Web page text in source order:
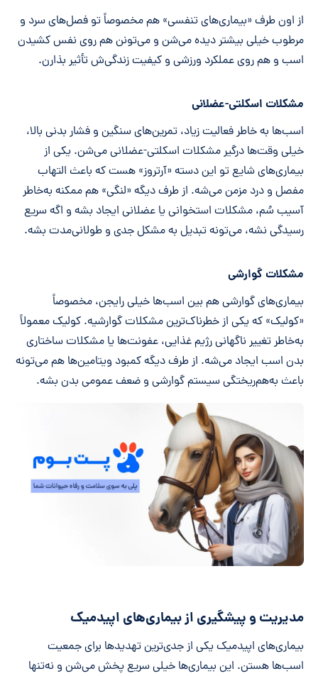
از اون طرف «بیماری‌های تنفسی» هم مخصوصاً تو فصل‌های سرد و
مرطوب خیلی بیشتر دیده می‌شن و می‌تونن هم روی نفس کشیدن
اسب و هم روی عملکرد ورزشی و کیفیت زندگی‌ش تأثیر بذارن.
مشکلات اسکلتی-عضلانی
اسب‌ها به خاطر فعالیت زیاد، تمرین‌های سنگین و فشار بدنی بالا،
خیلی وقت‌ها درگیر مشکلات اسکلتی-عضلانی می‌شن. یکی از
بیماری‌های شایع تو این دسته «آرتروز» هست که باعث التهاب
مفصل و درد مزمن می‌شه. از طرف دیگه «لنگی» هم ممکنه به‌خاطر
آسیب سُم، مشکلات استخوانی یا عضلانی ایجاد بشه و اگه سریع
رسیدگی نشه، می‌تونه تبدیل به مشکل جدی و طولانی‌مدت بشه.
مشکلات گوارشی
بیماری‌های گوارشی هم بین اسب‌ها خیلی رایجن، مخصوصاً
«کولیک» که یکی از خطرناک‌ترین مشکلات گوارشیه. کولیک معمولاً
به‌خاطر تغییر ناگهانی رژیم غذایی، عفونت‌ها یا مشکلات ساختاری
بدن اسب ایجاد می‌شه. از طرف دیگه کمبود ویتامین‌ها هم می‌تونه
باعث به‌هم‌ریختگی سیستم گوارشی و ضعف عمومی بدن بشه.
مدیریت و پیشگیری از بیماری‌های اپیدمیک
بیماری‌های اپیدمیک یکی از جدی‌ترین تهدیدها برای جمعیت
اسب‌ها هستن. این بیماری‌ها خیلی سریع پخش می‌شن و نه‌تنها